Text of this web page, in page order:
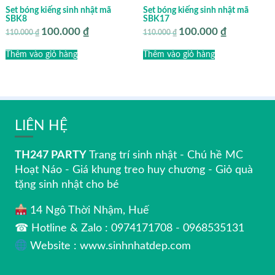
Set bóng kiếng sinh nhật mã
SBK8
110.000₫ Giá
là:
110.000 ₫.
100.000 ₫Giá
Thêm vào giỏ hàng
Set bóng kiếng sinh nhật mã
SBK17
110.000₫ Giá
là:
110.000 ₫.
100.000 ₫Giá
Thêm vào giỏ hàng
LIÊN HỆ
TH247 PARTY Trang trí sinh nhật - Chú hề MC
Hoạt Náo - Giá khung treo huy chương - Giỏ quà
tặng sinh nhật cho bé
14 Ngô Thời Nhậm, Huế
☎ Hotline & Zalo : 0974171708 - 0968535131
Website : www.sinhnhatdep.com